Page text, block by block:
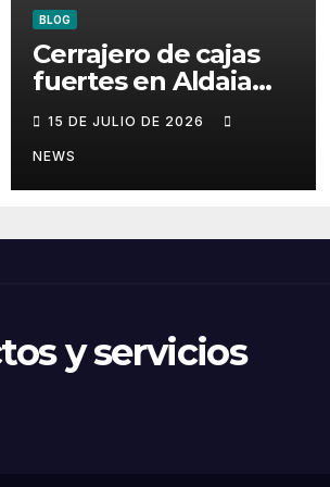
BLOG
Cerrajero de cajas
fuertes en Aldaia
para prevenir
averías y conservar
la protección
15 DE JULIO DE 2026
NEWS
y servicios